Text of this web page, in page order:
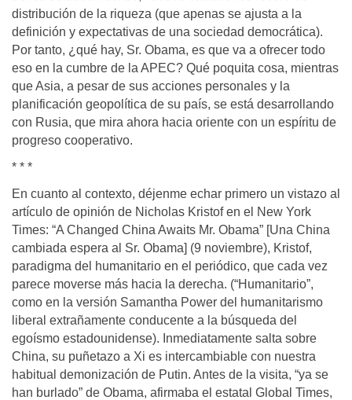
distribución de la riqueza (que apenas se ajusta a la
definición y expectativas de una sociedad democrática).
Por tanto, ¿qué hay, Sr. Obama, es que va a ofrecer todo
eso en la cumbre de la APEC? Qué poquita cosa, mientras
que Asia, a pesar de sus acciones personales y la
planificación geopolítica de su país, se está desarrollando
con Rusia, que mira ahora hacia oriente con un espíritu de
progreso cooperativo.
* * *
En cuanto al contexto, déjenme echar primero un vistazo al
artículo de opinión de Nicholas Kristof en el New York
Times: “A Changed China Awaits Mr. Obama” [Una China
cambiada espera al Sr. Obama] (9 noviembre), Kristof,
paradigma del humanitario en el periódico, que cada vez
parece moverse más hacia la derecha. (“Humanitario”,
como en la versión Samantha Power del humanitarismo
liberal extrañamente conducente a la búsqueda del
egoísmo estadounidense). Inmediatamente salta sobre
China, su puñetazo a Xi es intercambiable con nuestra
habitual demonización de Putin. Antes de la visita, “ya se
han burlado” de Obama, afirmaba el estatal Global Times,